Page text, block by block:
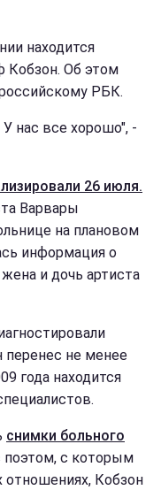
находится
Кобзон. Об этом
РБК.
нас все хорошо", -
26 июля.
Варвары
на плановом
информация о
жена и дочь артиста
перенес не менее
года находится
снимки больного
поэтом, с которым
отношениях, Кобзон